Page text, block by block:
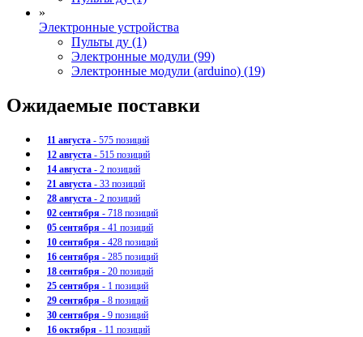
»
Электронные устройства
Пульты ду (1)
Электронные модули (99)
Электронные модули (arduino) (19)
Ожидаемые поставки
11 августа - 575 позиций
12 августа - 515 позиций
14 августа - 2 позиций
21 августа - 33 позиций
28 августа - 2 позиций
02 сентября - 718 позиций
05 сентября - 41 позиций
10 сентября - 428 позиций
16 сентября - 285 позиций
18 сентября - 20 позиций
25 сентября - 1 позиций
29 сентября - 8 позиций
30 сентября - 9 позиций
16 октября - 11 позиций